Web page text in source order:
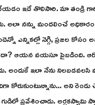
ఇదే తొలిసారి. మా తండ్రి గారి
నన్ను మందలించే అధికారం
ఎన్నికల్లో నెగ్గి, ప్రజల
ఆయన వయసూ పైబడింది.
అందుకే ఇలా నేను
కోరుకుంటున్నాను... అని
గుడిలో ప్రవేశించాడు.